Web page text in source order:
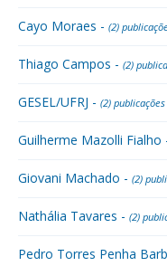
Cayo Moraes - (2)
Thiago Campos - (2)
GESEL/UFRJ - (2) publicações
Guilherme Mazolli Fialho
Giovani Machado - (2)
Nathália Tavares - (2)
Pedro Torres Penha